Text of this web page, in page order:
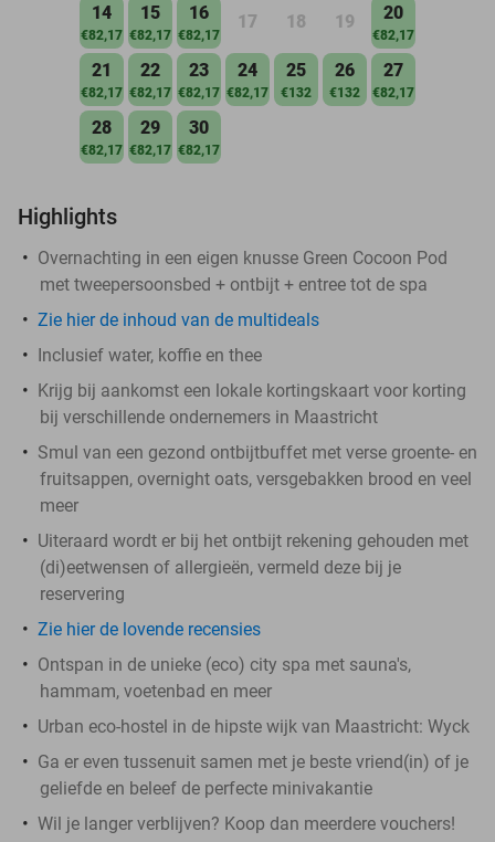
14
€82,17
15
€82,17
16
€82,17
17 18 19 20
€82,17
21
€82,17
22
€82,17
23
€82,17
24
€82,17
25
€132
26
€132
27
€82,17
28
€82,17
29
€82,17
30
€82,17
Highlights
Overnachting in een eigen knusse Green Cocoon Pod
met tweepersoonsbed + ontbijt + entree tot de spa
Zie hier de inhoud van de multideals
Inclusief water, koffie en thee
Krijg bij aankomst een lokale kortingskaart voor korting
bij verschillende ondernemers in Maastricht
Smul van een gezond ontbijtbuffet met verse groente- en
fruitsappen, overnight oats, versgebakken brood en veel
meer
Uiteraard wordt er bij het ontbijt rekening gehouden met
(di)eetwensen of allergieën, vermeld deze bij je
reservering
Zie hier de lovende recensies
Ontspan in de unieke (eco) city spa met sauna's,
hammam, voetenbad en meer
Urban eco-hostel in de hipste wijk van Maastricht: Wyck
Ga er even tussenuit samen met je beste vriend(in) of je
geliefde en beleef de perfecte minivakantie
Wil je langer verblijven? Koop dan meerdere vouchers!